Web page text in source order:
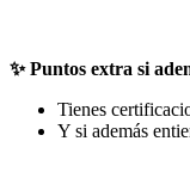
✨ Puntos extra si
Tienes
Y si además